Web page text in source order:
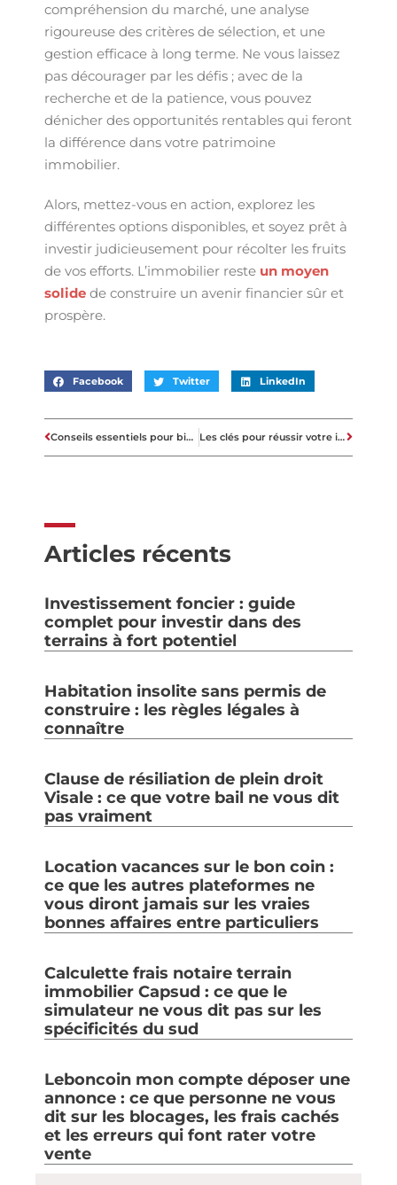
compréhension du marché, une analyse
rigoureuse des critères de sélection, et une
gestion efficace à long terme. Ne vous laissez
pas décourager par les défis ; avec de la
recherche et de la patience, vous pouvez
dénicher des opportunités rentables qui feront
la différence dans votre patrimoine
immobilier.
Alors, mettez-vous en action, explorez les
différentes options disponibles, et soyez prêt à
investir judicieusement pour récolter les fruits
de vos efforts. L’immobilier reste un moyen
solide de construire un avenir financier sûr et
prospère.
Facebook Twitter LinkedIn
Conseils essentiels pour bien choisir son prêt immobilier Les clés pour réussir votre investissement immobilier
Articles récents
Investissement foncier : guide
complet pour investir dans des
terrains à fort potentiel
Habitation insolite sans permis de
construire : les règles légales à
connaître
Clause de résiliation de plein droit
Visale : ce que votre bail ne vous dit
pas vraiment
Location vacances sur le bon coin :
ce que les autres plateformes ne
vous diront jamais sur les vraies
bonnes affaires entre particuliers
Calculette frais notaire terrain
immobilier Capsud : ce que le
simulateur ne vous dit pas sur les
spécificités du sud
Leboncoin mon compte déposer une
annonce : ce que personne ne vous
dit sur les blocages, les frais cachés
et les erreurs qui font rater votre
vente